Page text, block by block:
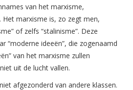
van het marxisme,
marxisme is, zo zegt men,
of zelfs “stalinisme”. Deze
“moderne ideeën”, die zogenaamd
van het marxisme zullen
uit de lucht vallen.
afgezonderd van andere klassen.